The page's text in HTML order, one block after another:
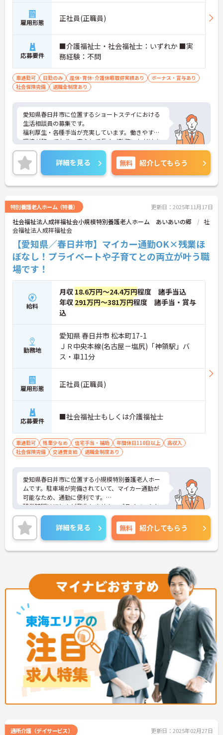
雇用形態 正社員(正職員)
応募要件
■介護福祉士・社会福祉士：いずれか ■実
務経験：不問
車通勤可 日勤のみ 産休･育休･介護休暇取得実績あり
ボーナス・賞与あり
社会保険完備
退職金制度あり
愛知県春日井市に位置するショートステイにおける
生活相談員の募集です。
福利厚生・各種手当が充実しています。働きやすい
環境が整っており、安心して長くご勤務いただけま
す。また、マイカー通勤が可能です。通勤が苦にな
りません。
ご興味のある方には、面接対策ポイントなど、さら
に詳細をご案内しますのでお気軽にご相談くださ
い！
詳細を見る 無料 紹介してもらう
特別養護老人ホーム（特養） 更新日：2025年11月17日
社会福祉法人成祥福祉会小規模特別養護老人ホーム あいあいの郷
社
会福祉法人成祥福祉会
【愛知県／春日井市】マイカー通勤OK×残業ほ
ぼなし！プライベートや子育てとの両立が叶う職
場です！
給料
月収 18.6万円～24.4万円程度 諸手当込
年収 291万円～381万円程度 諸手当・賞与
込
勤務地
愛知県 春日井市 松本町17-1
ＪＲ中央本線(名古屋－塩尻)「神領駅」バ
ス・車11分
雇用形態 正社員(正職員)
応募要件 ■社会福祉士もしくは介護福祉士
車通勤可 残業少なめ 住宅手当・補助 年間休日110日以上
高収入
社会保険完備
交通費支給 退職金制度あり
愛知県春日井市に位置する小規模特別養護老人ホー
ムです。駐車場が完備されていて、マイカー通勤が
可能なため、通勤に便利です。
残業時間はほとんど発生しません。プライベートと
メリハリをつけて勤務できます。
また、育児休暇取得実績があり、小さなお子様がい
らっしゃる方に理解があるので、安心して働いて頂
ける環境です。
ご興味をお持ちの方には、詳細の情報や面接のポイ
詳細を見る 無料 紹介してもらう
通所介護（デイサービス） 更新日：2025年02月27日